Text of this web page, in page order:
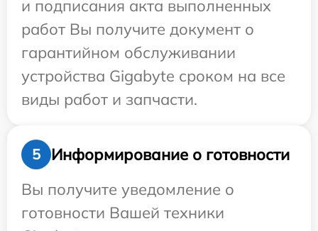
и подписания акта выполненных
работ Вы получите документ о
гарантийном обслуживании
устройства Gigabyte сроком на все
виды работ и запчасти.
5
Информирование о готовности
Вы получите уведомление о
готовности Вашей техники